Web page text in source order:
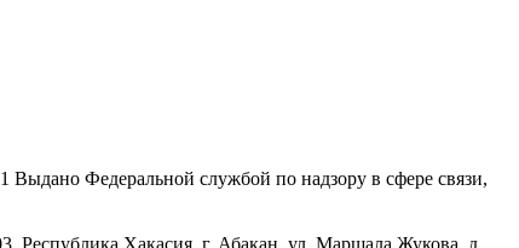
Федеральной службой по надзору в сфере связи,
Хакасия, г. Абакан, ул. Маршала Жукова, д.